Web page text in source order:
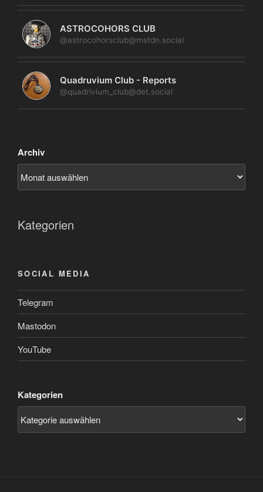
ASTROCOHORS CLUB
@astrocohorsclub@mstdn.social
Quadruvium Club - Reports
@quadrivium_club@det.social
Archiv
Kategorien
SOCIAL MEDIA
Telegram
Mastodon
YouTube
Kategorien